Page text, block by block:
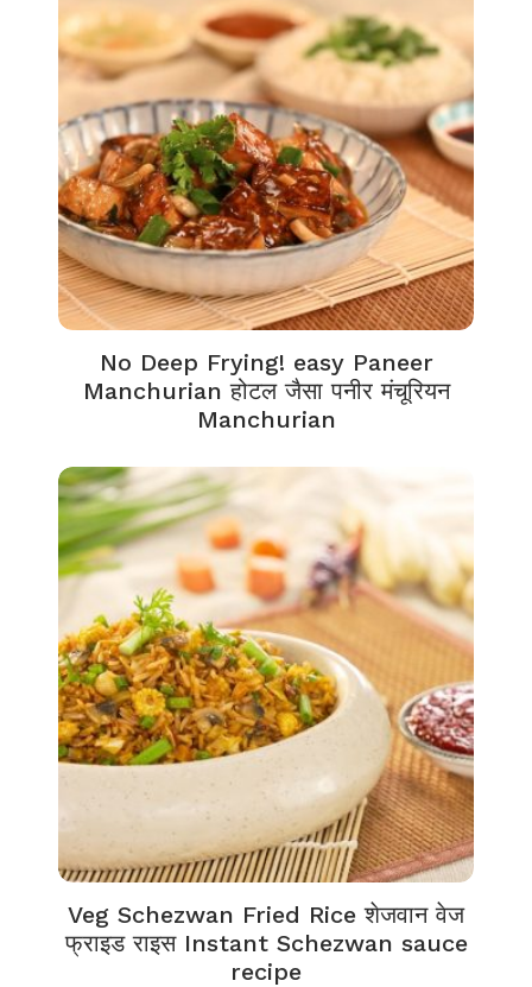
No Deep Frying! easy Paneer
Manchurian होटल जैसा पनीर मंचूरियन
Manchurian
Veg Schezwan Fried Rice शेजवान वेज
फ्राइड राइस Instant Schezwan sauce
recipe